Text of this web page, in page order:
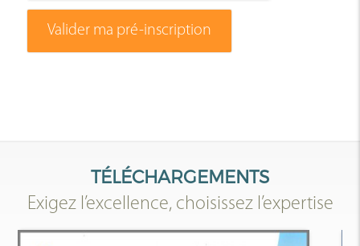
Valider ma pré-inscription
TÉLÉCHARGEMENTS
Exigez l’excellence, choisissez l’expertise